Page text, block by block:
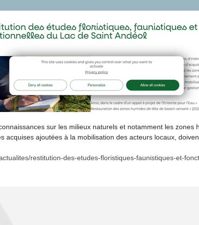
sur les milieux naturels et notamment les zones
acquises ajoutées à la mobilisation des acteurs locaux,
restitution-des-etudes-floristiques-faunistiques-et-